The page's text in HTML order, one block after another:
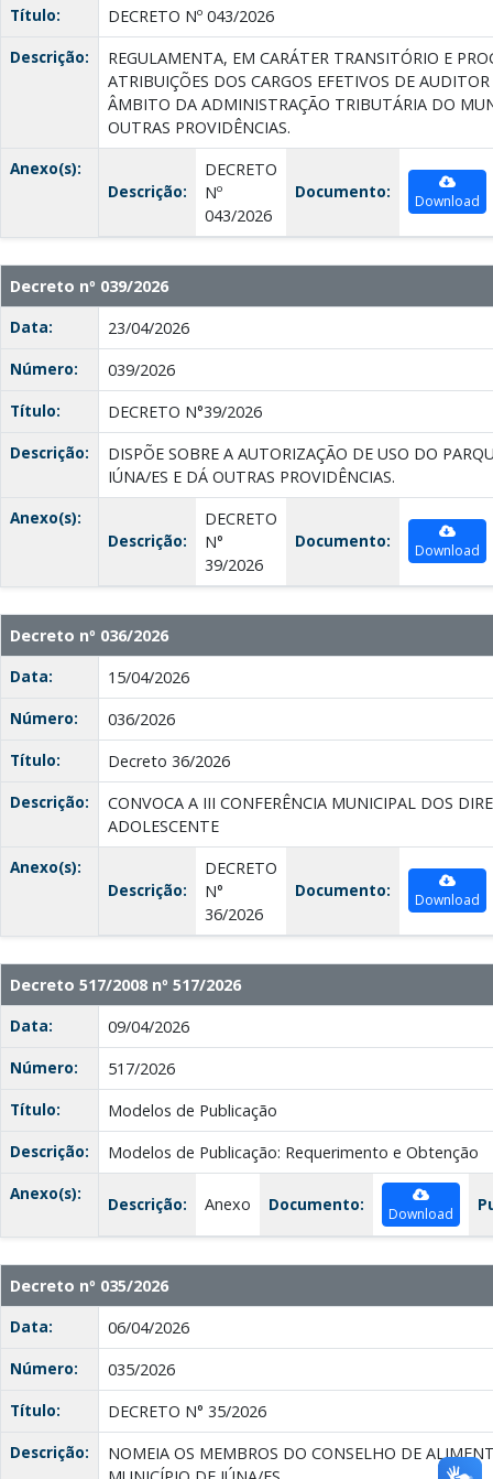
Título:
DECRETO Nº 043/2026
Descrição:
REGULAMENTA, EM CARÁTER TRANSITÓRIO E
ATRIBUIÇÕES DOS CARGOS EFETIVOS DE
ÂMBITO DA ADMINISTRAÇÃO TRIBUTÁRIA DO
OUTRAS PROVIDÊNCIAS.
Anexo(s):
Descrição:
DECRETO
Nº
043/2026
Documento: Download
Decreto nº 039/2026
Data:
23/04/2026
Número:
039/2026
Título:
DECRETO N°39/2026
Descrição:
DISPÕE SOBRE A AUTORIZAÇÃO DE USO DO
IÚNA/ES E DÁ OUTRAS PROVIDÊNCIAS.
Anexo(s):
Descrição:
DECRETO
N°
39/2026
Documento: Download
Decreto nº 036/2026
Data:
15/04/2026
Número:
036/2026
Título:
Decreto 36/2026
Descrição:
CONVOCA A III CONFERÊNCIA MUNICIPAL DOS
ADOLESCENTE
Anexo(s):
Descrição:
DECRETO
N°
36/2026
Documento: Download
Decreto 517/2008 nº 517/2026
Data:
09/04/2026
Número:
517/2026
Título:
Modelos de Publicação
Descrição:
Modelos de Publicação: Requerimento e Obtenção
Anexo(s):
Descrição: Anexo Documento: Download
Decreto nº 035/2026
Data:
06/04/2026
Número:
035/2026
Título:
DECRETO N° 35/2026
Descrição:
NOMEIA OS MEMBROS DO CONSELHO DE